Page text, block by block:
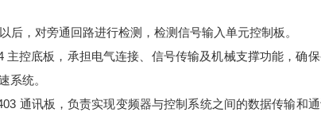
后，对旁通回路进行检测，检测信号输入单元控制板。
主控底板，承担电气连接、信号传输及机械支撑功能，确
系统。
通讯板，负责实现变频器与控制系统之间的数据传输和